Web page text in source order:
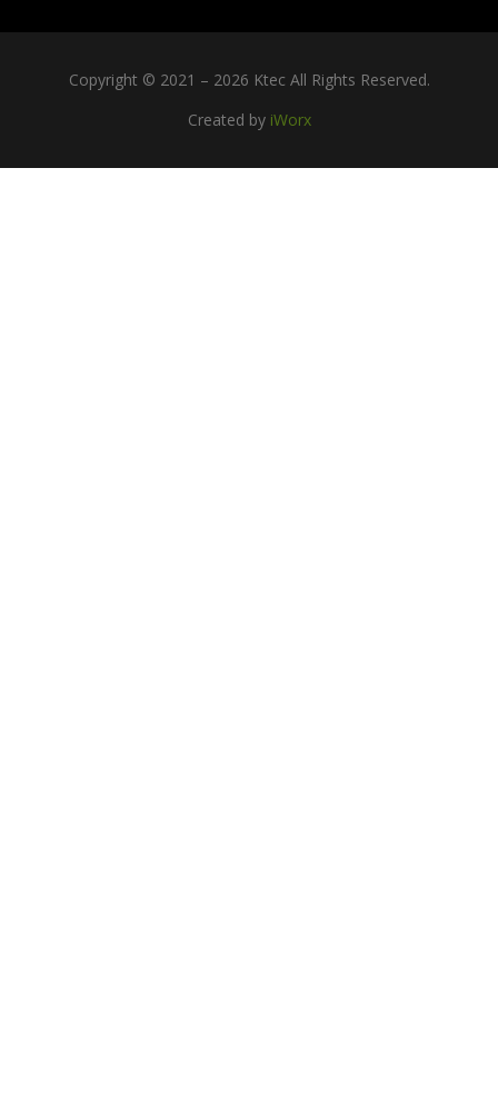
Copyright © 2021 – 2026 Ktec All Rights Reserved.
Created by iWorx